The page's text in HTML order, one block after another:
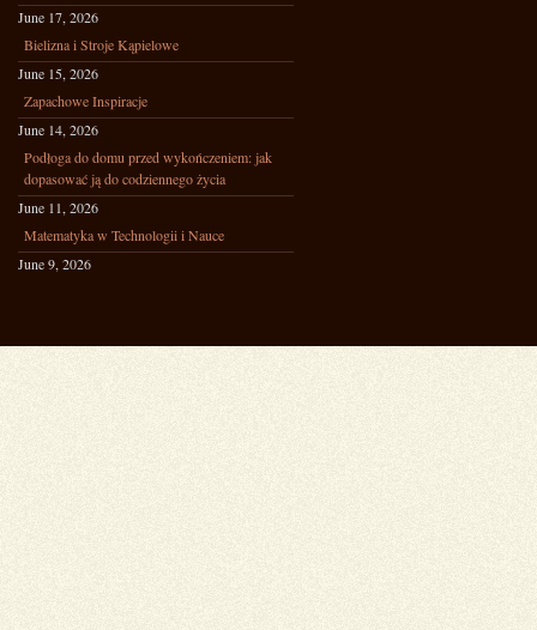
June 17, 2026
Bielizna i Stroje Kąpielowe
June 15, 2026
Zapachowe Inspiracje
June 14, 2026
Podłoga do domu przed wykończeniem: jak
dopasować ją do codziennego życia
June 11, 2026
Matematyka w Technologii i Nauce
June 9, 2026